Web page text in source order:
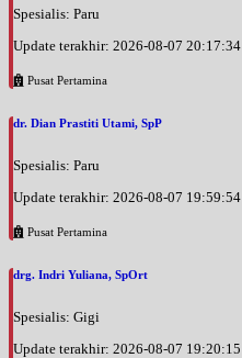
Spesialis: Paru
Update terakhir: 2026-08-07 20:17:34
Pusat Pertamina
dr. Dian Prastiti Utami, SpP
Spesialis: Paru
Update terakhir: 2026-08-07 19:59:54
Pusat Pertamina
drg. Indri Yuliana, SpOrt
Spesialis: Gigi
Update terakhir: 2026-08-07 19:20:15